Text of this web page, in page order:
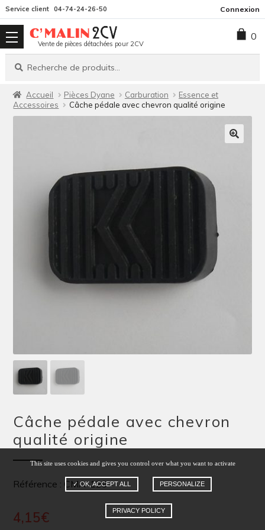
la
navigation
contenu
Service client 04-74-24-26-50 Connexion
Vente de pièces détachées pour 2CV
Recherche
Recherche
0
Accueil Pièces Dyane Carburation
Essence et
Accessoires
Câche pédale avec chevron qualité origine
Câche pédale avec chevron
qualité origine
Référence : CMA-129
4,15€
This site uses cookies and gives you control over what you want to activate
✓ OK, ACCEPT ALL PERSONALIZE
PRIVACY POLICY